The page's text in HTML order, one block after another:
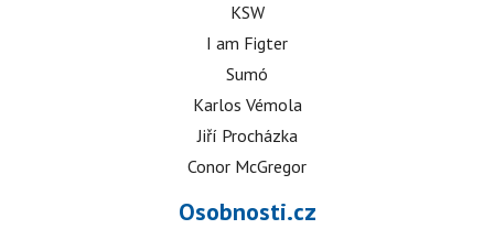
KSW
I am Figter
Sumó
Karlos Vémola
Jiří Procházka
Conor McGregor
Osobnosti.cz